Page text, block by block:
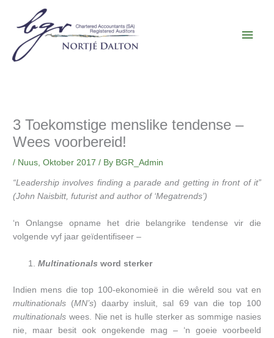
content
3 Toekomstige menslike tendense –
Wees voorbereid!
/ Nuus ,Oktober 2017 / By BGR_Admin
“Leadership involves finding a parade and getting in front of it”
(John Naisbitt, futurist and author of ‘Megatrends’)
‘n Onlangse opname het drie belangrike tendense vir die
volgende vyf jaar geïdentifiseer –
Multinationalsword sterker
Indien mens die top 100-ekonomieë in die wêreld sou vat en
multinationals (MN’s) daarby insluit, sal 69 van die top 100
multinationals wees. Nie net is hulle sterker as sommige nasies
nie, maar besit ook ongekende mag – ‘n goeie voorbeeld